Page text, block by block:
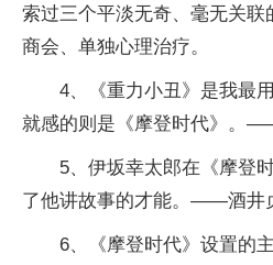
索过三个平淡无奇、毫无关联
商会、单独心理治疗。
4、《重力小丑》是我最
就感的则是《摩登时代》。
5、伊坂幸太郎在《摩登
了他讲故事的才能。——酒井
6、《摩登时代》设置的